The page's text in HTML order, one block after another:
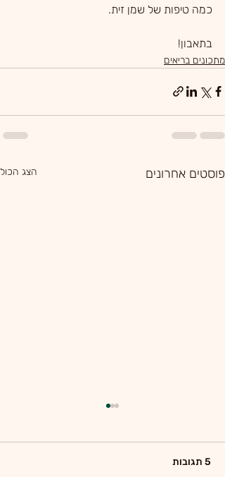
כמה טיפות של שמן זית.
בתאבון!
מתכונים בריאים
פוסטים אחרונים הצג הכול
5 תגובות